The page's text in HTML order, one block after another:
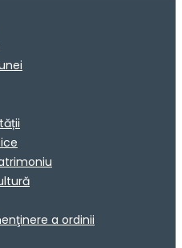
a ordinii